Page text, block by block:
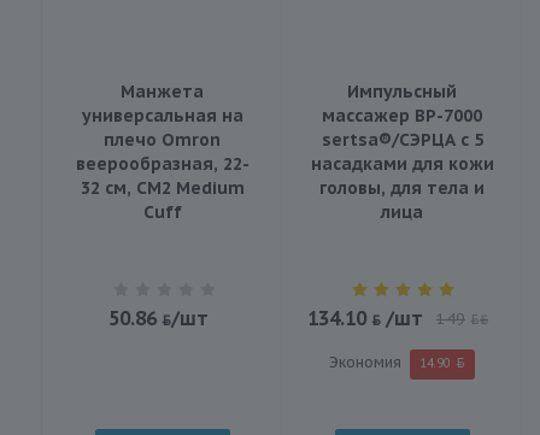
Манжета
универсальная на
плечо Omron
веерообразная, 22-
32 см, CM2 Medium
Cuff
50.86 /шт
Импульсный
массажер BP-7000
sertsa®/СЭРЦА с 5
насадками для кожи
головы, для тела и
лица
134.10 /шт 149 BYN
Экономия 14.90